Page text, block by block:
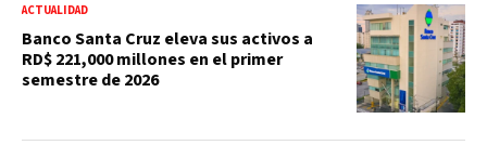
ACTUALIDAD
Banco Santa Cruz eleva sus activos a
RD$ 221,000 millones en el primer
semestre de 2026